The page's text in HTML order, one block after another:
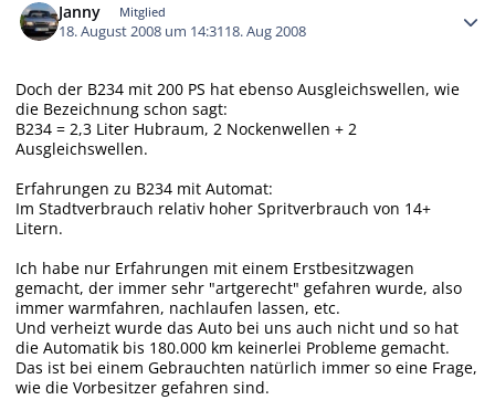
Janny Mitglied
18. August 2008 um 14:3118. Aug 2008
Doch der B234 mit 200 PS hat ebenso Ausgleichswellen, wie
die Bezeichnung schon sagt:
B234 = 2,3 Liter Hubraum, 2 Nockenwellen + 2
Ausgleichswellen.
Erfahrungen zu B234 mit Automat:
Im Stadtverbrauch relativ hoher Spritverbrauch von 14+
Litern.
Ich habe nur Erfahrungen mit einem Erstbesitzwagen
gemacht, der immer sehr "artgerecht" gefahren wurde, also
immer warmfahren, nachlaufen lassen, etc.
Und verheizt wurde das Auto bei uns auch nicht und so hat
die Automatik bis 180.000 km keinerlei Probleme gemacht.
Das ist bei einem Gebrauchten natürlich immer so eine Frage,
wie die Vorbesitzer gefahren sind.